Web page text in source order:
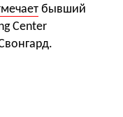
бывший
Center